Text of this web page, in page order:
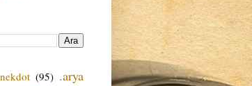
(95) .arya